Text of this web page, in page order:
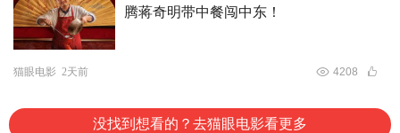
腾蒋奇明带中餐闯中东！
猫眼电影 2天前 4208
没找到想看的？去猫眼电影看更多